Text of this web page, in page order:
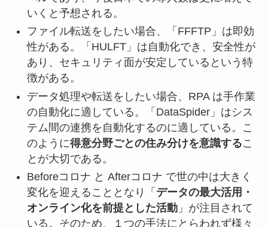
いくと予想される。
ファイル転送をしたい場合、「FFFTP」は即効
性がある。「HULFT」は自動化でき、安全性が
あり、セキュリティ面が安定しているという特
徴がある。
データ処理や転送をしたい場合、RPA は手作業
の自動化に適している。「DataSpider」はシス
テム間の連携を自動化するのに適している。こ
のように得意分野ごとの住み分けを意識するこ
とが大切である。
Beforeコロナ と Afterコロナ で世の中は大きく
変化を迎えることとなり「 データの最大活用・
オンライン化を前提とした活動」が注目されて
いる。そのため、１つの手法にとらわれず様々